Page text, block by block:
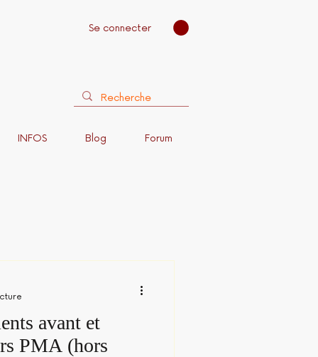
Se connecter
INFOS Blog Forum
avant et
PMA (hors